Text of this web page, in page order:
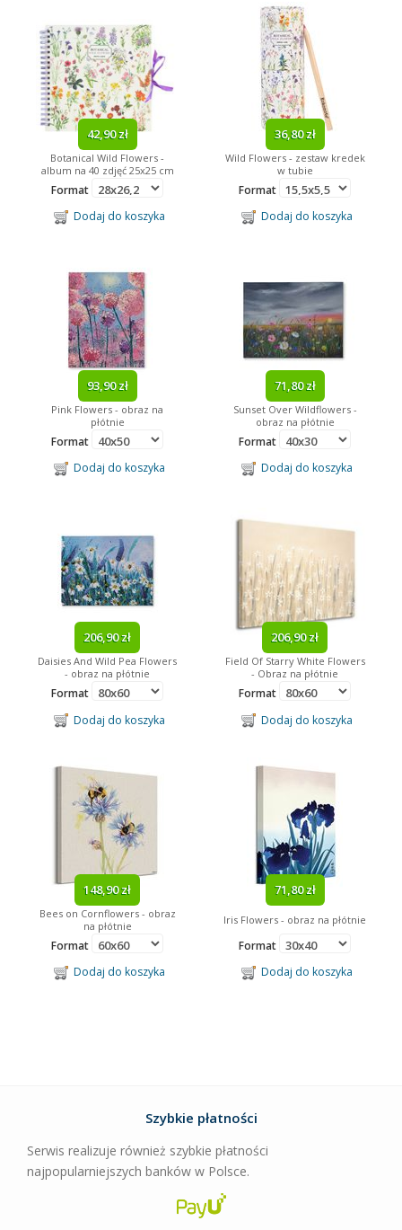
42,90 zł
Botanical Wild Flowers -
album na 40 zdjęć 25x25 cm
Format
Dodaj do koszyka
36,80 zł
Wild Flowers - zestaw kredek
w tubie
Format
Dodaj do koszyka
93,90 zł
Pink Flowers - obraz na
płótnie
Format
Dodaj do koszyka
71,80 zł
Sunset Over Wildflowers -
obraz na płótnie
Format
Dodaj do koszyka
206,90 zł
Daisies And Wild Pea Flowers
- obraz na płótnie
Format
Dodaj do koszyka
206,90 zł
Field Of Starry White Flowers
- Obraz na płótnie
Format
Dodaj do koszyka
148,90 zł
Bees on Cornflowers - obraz
na płótnie
Format
Dodaj do koszyka
71,80 zł
Iris Flowers - obraz na płótnie
Format
Dodaj do koszyka
Szybkie płatności
Serwis realizuje również szybkie płatności
najpopularniejszych banków w Polsce.